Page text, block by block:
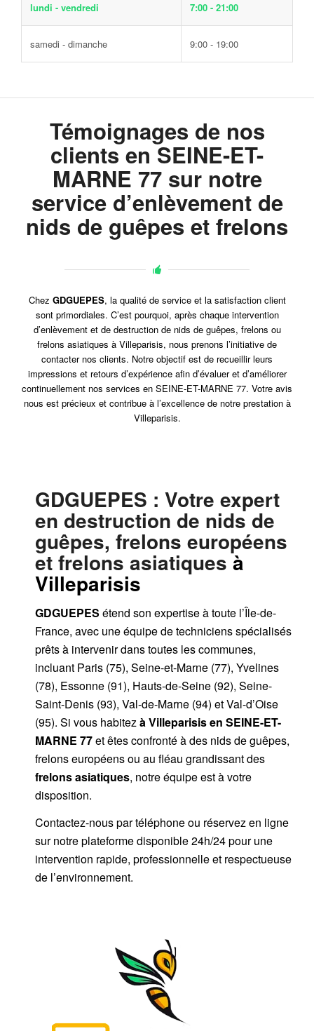
lundi - vendredi 7:00 - 21:00
samedi - dimanche 9:00 - 19:00
Témoignages de nos
clients en SEINE-ET-
MARNE 77 sur notre
service d’enlèvement de
nids de guêpes et frelons
Chez GDGUEPES, la qualité de service et la satisfaction client
sont primordiales. C’est pourquoi, après chaque intervention
d’enlèvement et de destruction de nids de guêpes, frelons ou
frelons asiatiques à Villeparisis, nous prenons l’initiative de
contacter nos clients. Notre objectif est de recueillir leurs
impressions et retours d’expérience afin d’évaluer et d’améliorer
continuellement nos services en SEINE-ET-MARNE 77. Votre avis
nous est précieux et contribue à l’excellence de notre prestation à
Villeparisis.
GDGUEPES : Votre expert
en destruction de nids de
guêpes, frelons européens
et frelons asiatiquesà
Villeparisis
GDGUEPES étend son expertise à toute l’Île-de-
France, avec une équipe de techniciens spécialisés
prêts à intervenir dans toutes les communes,
incluant Paris (75), Seine-et-Marne (77), Yvelines
(78), Essonne (91), Hauts-de-Seine (92), Seine-
Saint-Denis (93), Val-de-Marne (94) et Val-d’Oise
(95). Si vous habitez à Villeparisisen SEINE-ET-
MARNE 77et êtes confronté à des nids de guêpes,
frelons européens ou au fléau grandissant des
frelons asiatiques, notre équipe est à votre
disposition.
Contactez-nous partéléphoneou réservez en ligne
sur notre plateforme disponible 24h/24pour une
intervention rapide, professionnelle et respectueuse
de l’environnement.